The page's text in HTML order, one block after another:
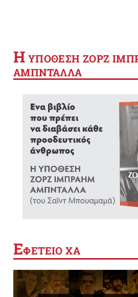
Η YΠΟΘΕΣΗ ΖΟΡΖ
ΑΜΠΝΤΑΛΛΑ
ΕΦΕΤΕΙΟ ΧΑ